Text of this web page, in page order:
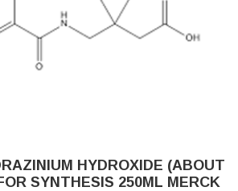
HYDROXIDE (ABOUT
SYNTHESIS 250ML MERCK